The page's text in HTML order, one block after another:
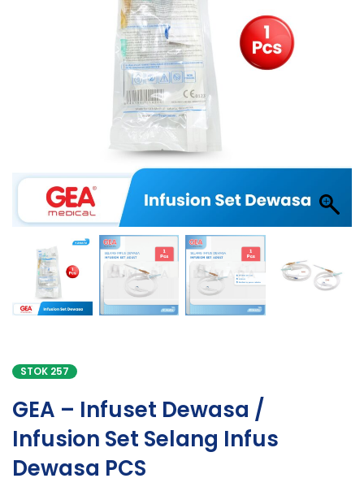
STOK 257
GEA – Infuset Dewasa /
Infusion Set Selang Infus
Dewasa PCS